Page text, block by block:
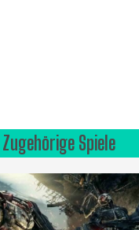
Zugehörige Spiele